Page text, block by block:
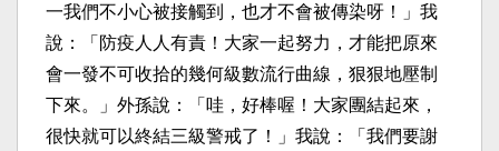
一我們不小心被接觸到，也才不會被傳染呀！」我
說：「防疫人人有責！大家一起努力，才能把原來
會一發不可收拾的幾何級數流行曲線，狠狠地壓制
下來。」外孫說：「哇，好棒喔！大家團結起來，
很快就可以終結三級警戒了！」我說：「我們要謝